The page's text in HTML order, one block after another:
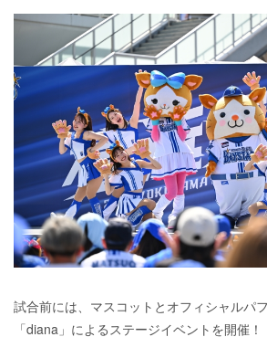
試合前には、マスコットとオフィシャルパ
「diana」によるステージイベントを開催！